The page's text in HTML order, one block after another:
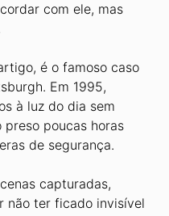
com ele, mas
é o famoso caso
Em 1995,
à luz do dia sem
poucas horas
de segurança.
capturadas,
não ter ficado invisível